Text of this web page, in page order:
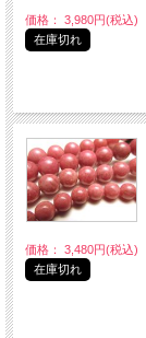
価格： 3,980円(税込)
在庫切れ
価格： 3,480円(税込)
在庫切れ